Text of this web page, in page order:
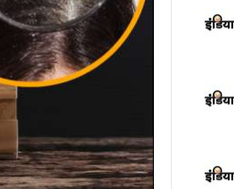
खेल